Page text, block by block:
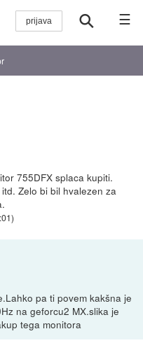
☰
755DFX splaca kupiti.
Zelo bi bil hvalezen za
)
pa ti povem kakšna je
na geforcu2 MX.slika je
tega monitora